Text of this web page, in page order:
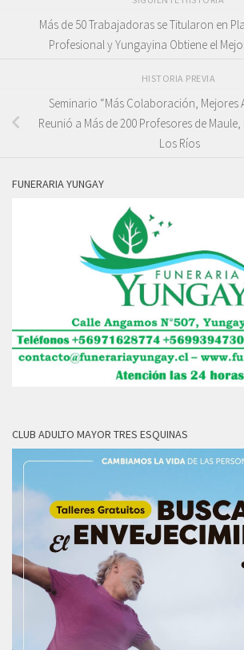
Más de 50 Trabajadoras se Titularon en
Profesional y Yungayina Obtiene el
HISTORIA PREVIA
Seminario “Más Colaboración, Mejores
Reunió a Más de 200 Profesores de
Los Ríos
FUNERARIA YUNGAY
CLUB ADULTO MAYOR TRES ESQUINAS